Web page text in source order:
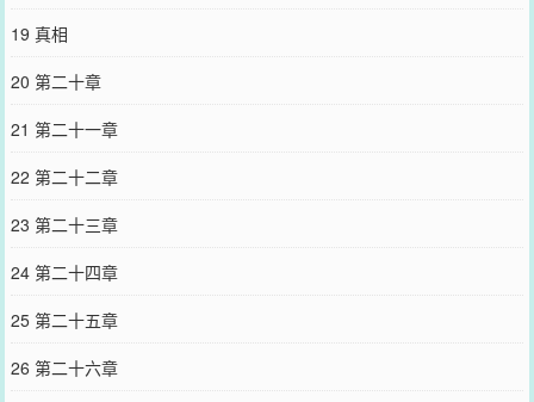
19 真相
20 第二十章
21 第二十一章
22 第二十二章
23 第二十三章
24 第二十四章
25 第二十五章
26 第二十六章